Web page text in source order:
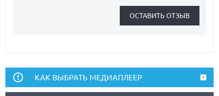
КАК ВЫБРАТЬ МЕДИАПЛЕЕР